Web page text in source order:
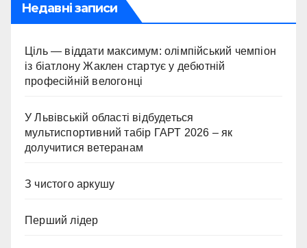
Недавні записи
Ціль — віддати максимум: олімпійський чемпіон
із біатлону Жаклен стартує у дебютній
професійній велогонці
У Львівській області відбудеться
мультиспортивний табір ГАРТ 2026 – як
долучитися ветеранам
З чистого аркушу
Перший лідер